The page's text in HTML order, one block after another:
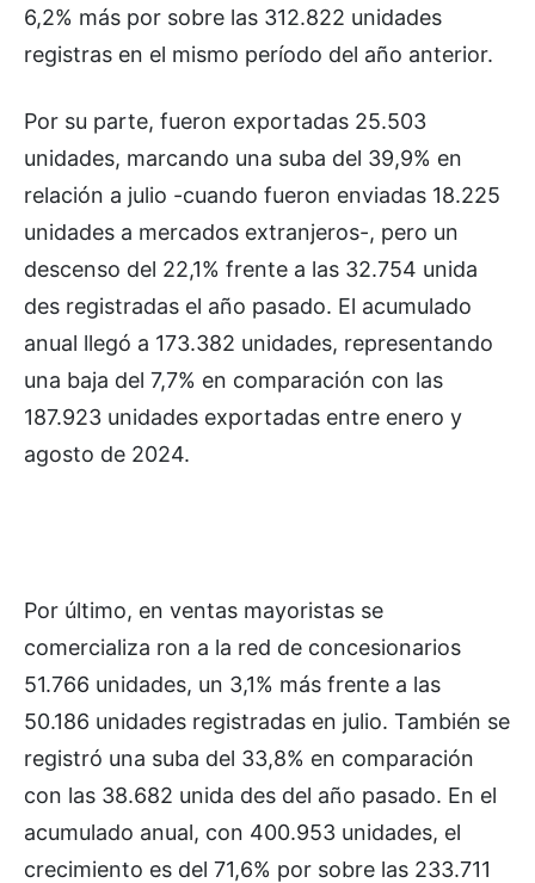
6,2% más por sobre las 312.822 unidades
registras en el mismo período del año anterior.
Por su parte, fueron exportadas 25.503
unidades, marcando una suba del 39,9% en
relación a julio -cuando fueron enviadas 18.225
unidades a mercados extranjeros-, pero un
descenso del 22,1% frente a las 32.754 unida
des registradas el año pasado. El acumulado
anual llegó a 173.382 unidades, representando
una baja del 7,7% en comparación con las
187.923 unidades exportadas entre enero y
agosto de 2024.
Por último, en ventas mayoristas se
comercializa ron a la red de concesionarios
51.766 unidades, un 3,1% más frente a las
50.186 unidades registradas en julio. También se
registró una suba del 33,8% en comparación
con las 38.682 unida des del año pasado. En el
acumulado anual, con 400.953 unidades, el
crecimiento es del 71,6% por sobre las 233.711